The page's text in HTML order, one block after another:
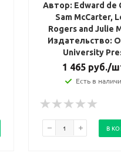
Автор: Edward de
Sam McCarter,
Rogers and Julie
Издательство:
University
1 465 руб./
Есть в
В